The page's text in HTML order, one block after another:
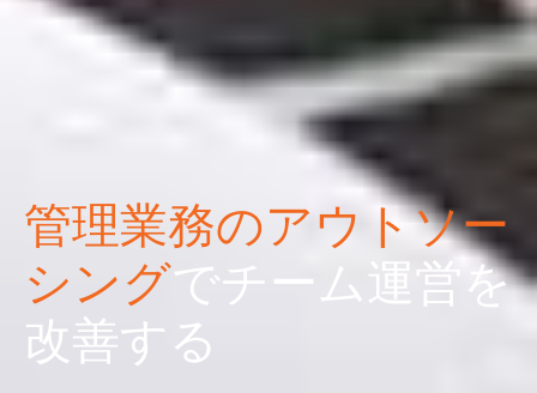
管理業務のアウトソー
シングでチーム運営を
改善する